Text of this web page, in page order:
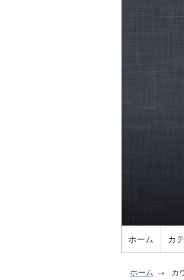
ホーム カ
ホーム カ